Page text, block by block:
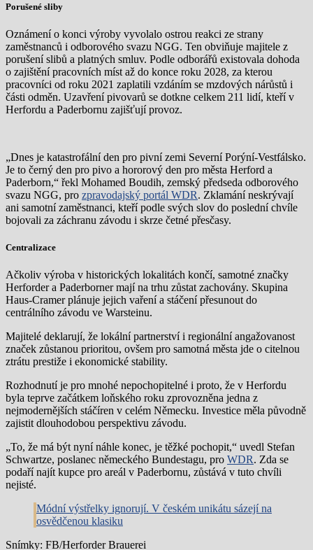
Porušené sliby
Oznámení o konci výroby vyvolalo ostrou reakci ze strany
zaměstnanců i odborového svazu NGG. Ten obviňuje majitele z
porušení slibů a platných smluv. Podle odborářů existovala dohoda
o zajištění pracovních míst až do konce roku 2028, za kterou
pracovníci od roku 2021 zaplatili vzdáním se mzdových nárůstů i
části odměn. Uzavření pivovarů se dotkne celkem 211 lidí, kteří v
Herfordu a Paderbornu zajišťují provoz.
„Dnes je katastrofální den pro pivní zemi Severní Porýní-Vestfálsko.
Je to černý den pro pivo a hororový den pro města Herford a
Paderborn,“ řekl Mohamed Boudih, zemský předseda odborového
svazu NGG, pro zpravodajský portál WDR. Zklamání neskrývají
ani samotní zaměstnanci, kteří podle svých slov do poslední chvíle
bojovali za záchranu závodu i skrze četné přesčasy.
Centralizace
Ačkoliv výroba v historických lokalitách končí, samotné značky
Herforder a Paderborner mají na trhu zůstat zachovány. Skupina
Haus-Cramer plánuje jejich vaření a stáčení přesunout do
centrálního závodu ve Warsteinu.
Majitelé deklarují, že lokální partnerství i regionální angažovanost
značek zůstanou prioritou, ovšem pro samotná města jde o citelnou
ztrátu prestiže i ekonomické stability.
Rozhodnutí je pro mnohé nepochopitelné i proto, že v Herfordu
byla teprve začátkem loňského roku zprovozněna jedna z
nejmodernějších stáčíren v celém Německu. Investice měla původně
zajistit dlouhodobou perspektivu závodu.
„To, že má být nyní náhle konec, je těžké pochopit,“ uvedl Stefan
Schwartze, poslanec německého Bundestagu, pro WDR. Zda se
podaří najít kupce pro areál v Paderbornu, zůstává v tuto chvíli
nejisté.
Módní výstřelky ignorují. V českém unikátu sázejí na
osvědčenou klasiku
Snímky: FB/Herforder Brauerei